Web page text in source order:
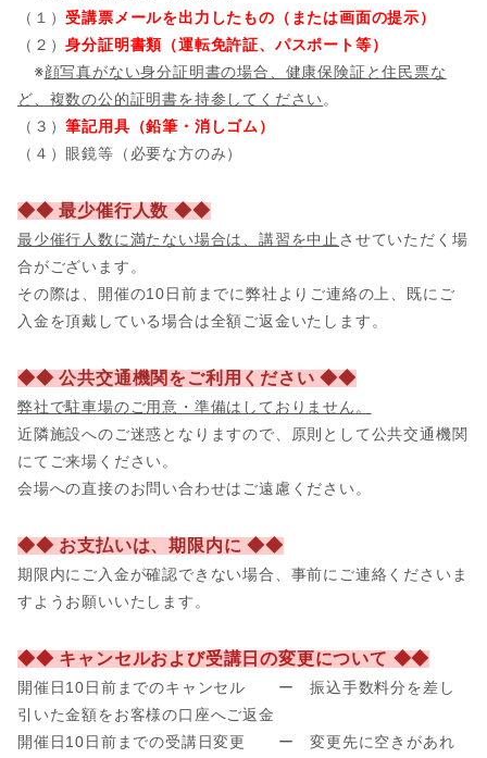
（１）受講票メールを出力したもの（または画面の提示）
（２）身分証明書類（運転免許証、パスポート等）
※顔写真がない身分証明書の場合、健康保険証と住民票な
ど、複数の公的証明書を持参してください 。
（３）筆記用具（鉛筆・消しゴム）
（４）眼鏡等（必要な方のみ）
◆◆ 最少催行人数 ◆◆
最少催行人数に満たない場合は、講習を中止 させていただく場
合がございます。
その際は、開催の10日前までに弊社よりご連絡の上、既にご
入金を頂戴している場合は全額ご返金いたします。
◆◆ 公共交通機関をご利用ください ◆◆
弊社で駐車場のご用意・準備はしておりません。
近隣施設へのご迷惑となりますので、原則として公共交通機関
にてご来場ください。
会場への直接のお問い合わせはご遠慮ください。
◆◆ お支払いは、期限内に ◆◆
期限内にご入金が確認できない場合、事前にご連絡くださいま
すようお願いいたします。
◆◆ キャンセルおよび受講日の変更について ◆◆
開催日10日前までのキャンセル ー 振込手数料分を差し
引いた金額をお客様の口座へご返金
開催日10日前までの受講日変更 ー 変更先に空きがあれ